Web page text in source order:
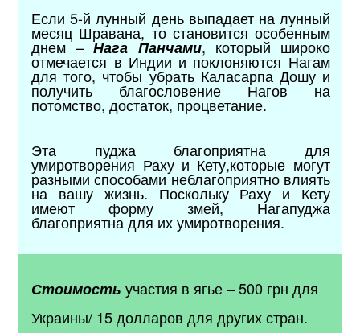
Если 5-й лунный день выпадает на лунный
месяц Шравана, то становится особенным
днем –Нага Панчами, который широко
отмечается в Индии и поклоняются Нагам
для того, чтобы убрать Каласарпа Дошу и
получить благословение Нагов на
потомство, достаток, процветание.
Эта пуджа благоприятна для
умиротворения Раху и Кету,которые могут
разными способами неблагоприятно влиять
на вашу жизнь. Поскольку Раху и Кету
имеют форму змей, Нагапуджа
благоприятна для их умиротворения.
Стоимость участия в ягье – 500 грн для
Украины/ 15 долларов для других стран.